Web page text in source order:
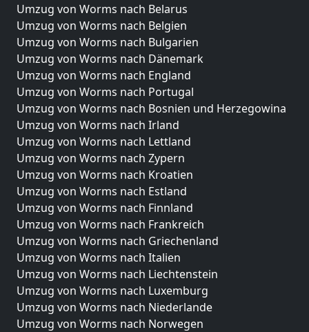
Umzug von Worms nach Belarus
Umzug von Worms nach Belgien
Umzug von Worms nach Bulgarien
Umzug von Worms nach Dänemark
Umzug von Worms nach England
Umzug von Worms nach Portugal
Umzug von Worms nach Bosnien und Herzegowina
Umzug von Worms nach Irland
Umzug von Worms nach Lettland
Umzug von Worms nach Zypern
Umzug von Worms nach Kroatien
Umzug von Worms nach Estland
Umzug von Worms nach Finnland
Umzug von Worms nach Frankreich
Umzug von Worms nach Griechenland
Umzug von Worms nach Italien
Umzug von Worms nach Liechtenstein
Umzug von Worms nach Luxemburg
Umzug von Worms nach Niederlande
Umzug von Worms nach Norwegen